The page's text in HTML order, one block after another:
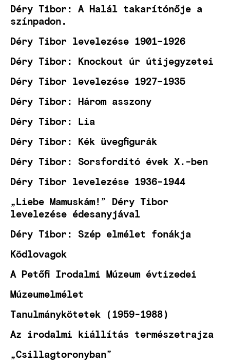
Déry Tibor: A Halál takarítónője a
színpadon.
Déry Tibor levelezése 1901–1926
Déry Tibor: Knockout úr útijegyzetei
Déry Tibor levelezése 1927–1935
Déry Tibor: Három asszony
Déry Tibor: Lia
Déry Tibor: Kék üvegfigurák
Déry Tibor: Sorsfordító évek X.-ben
Déry Tibor levelezése 1936-1944
„Liebe Mamuskám!” Déry Tibor
levelezése édesanyjával
Déry Tibor: Szép elmélet fonákja
Ködlovagok
A Petőfi Irodalmi Múzeum évtizedei
Múzeumelmélet
Tanulmánykötetek (1959-1988)
Az irodalmi kiállítás természetrajza
„Csillagtoronyban”